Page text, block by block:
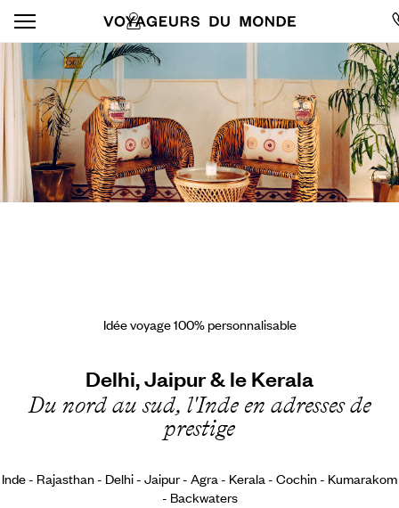
Idée voyage 100% personnalisable
Delhi, Jaipur & le Kerala
Du nord au sud, l'Inde en adresses de
prestige
Inde - Rajasthan - Delhi - Jaipur - Agra - Kerala - Cochin - Kumarakom
- Backwaters